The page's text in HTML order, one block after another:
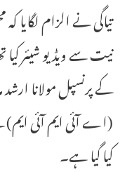
تیاگی نے الزام لگایا
نیت سے ویڈیو شیئر کیا
کے پرنسپل مولانا ارشد
(اے آئی ایم آئی ایم)
کیا گیا ہے۔